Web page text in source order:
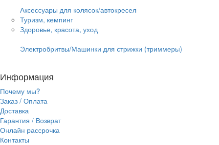
Аксессуары для колясок/автокресел
Туризм, кемпинг
Здоровье, красота, уход
Электробритвы/Машинки для стрижки (триммеры)
Информация
Почему мы?
Заказ / Оплата
Доставка
Гарантия / Возврат
Онлайн рассрочка
Контакты